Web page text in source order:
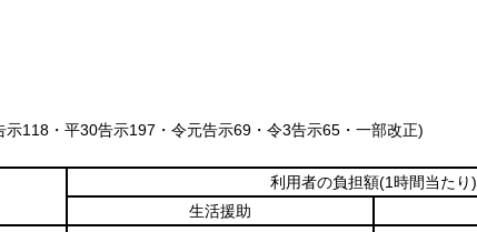
118・平30告示197・令元告示69・令3告示65・一部改正)
利用者の負担額(1時間当たり)
生活援助